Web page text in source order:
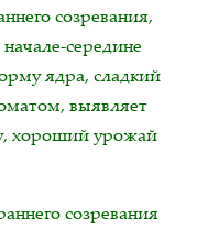
созревания,
середине
ядра, сладкий
выявляет
хороший урожай
созревания